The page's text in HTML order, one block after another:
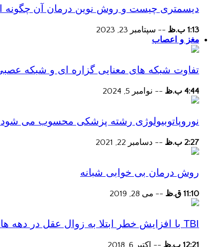
دیسمتری چیست و روش نوین درمان آن چگونه
1:13 ب.ظ -- سپتامبر 23, 2023
مغز و اعصاب
تفاوت شبکه های معنایی گزاره ای و شبکه
4:44 ب.ظ -- نوامبر 5, 2024
نوروپاتوبیولوژی رشته پزشکی محسوب می
2:27 ب.ظ -- دسامبر 22, 2021
روش درمان بی خوابی شبانه
11:10 ق.ظ -- می 28, 2019
TBI با افزایش خطر ابتلا به زوال عقل در دهه های پس از آسیب همراه است
12:21 ب.ظ -- اکتبر 6, 2018